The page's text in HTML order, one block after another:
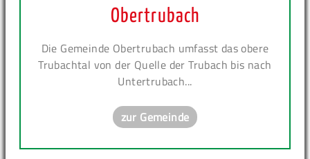
Obertrubach
Die Gemeinde Obertrubach umfasst das obere
Trubachtal von der Quelle der Trubach bis nach
Untertrubach...
zur Gemeinde